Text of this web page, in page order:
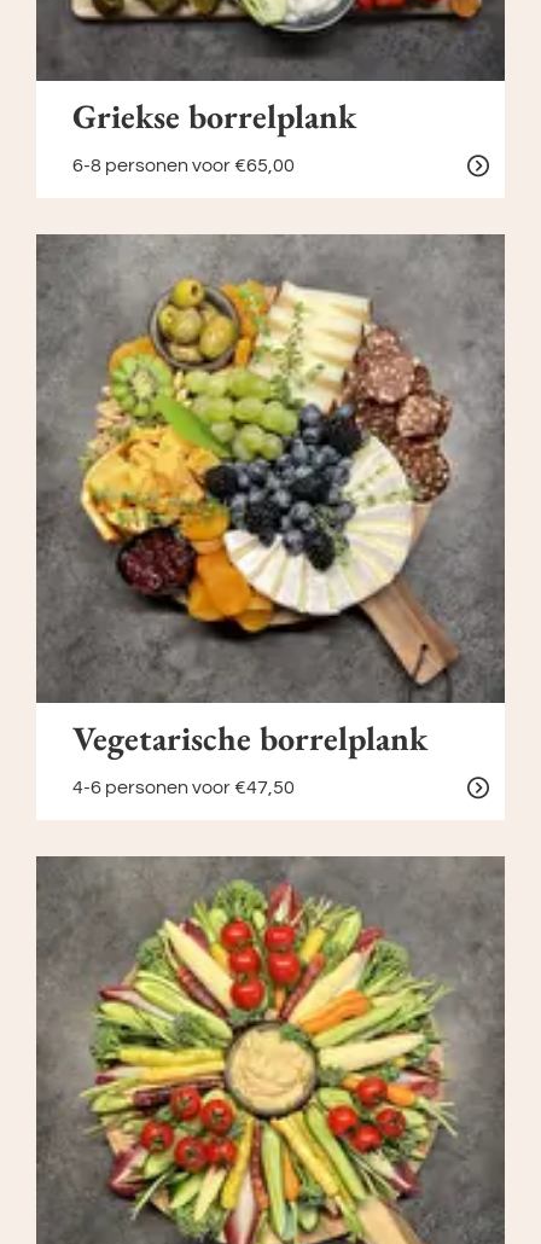
Griekse borrelplank
6-8 personen voor €65,00
Vegetarische borrelplank
4-6 personen voor €47,50